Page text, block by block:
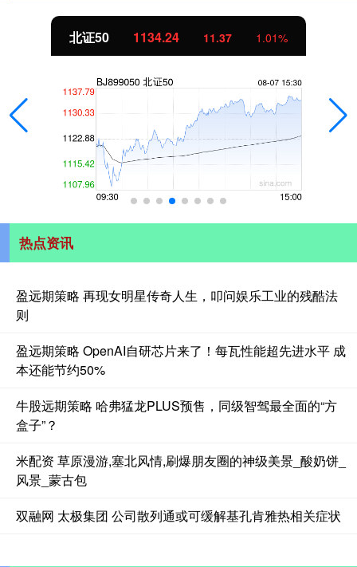
北证50 1134.24 11.37 1.01%
热点资讯
盈远期策略 再现女明星传奇人生，叩问娱乐工业的残酷法
则
盈远期策略 OpenAI自研芯片来了！每瓦性能超先进水平 成
本还能节约50%
牛股远期策略 哈弗猛龙PLUS预售，同级智驾最全面的“方
盒子”？
米配资 草原漫游,塞北风情,刷爆朋友圈的神级美景_酸奶饼_
风景_蒙古包
双融网 太极集团 公司散列通或可缓解基孔肯雅热相关症状